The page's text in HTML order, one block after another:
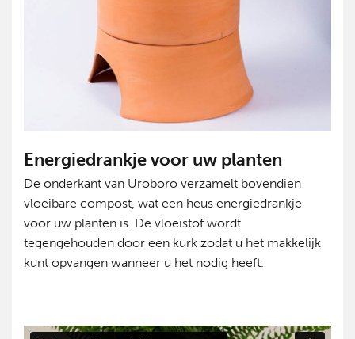
Energiedrankje voor uw planten
De onderkant van Uroboro verzamelt bovendien
vloeibare compost, wat een heus energiedrankje
voor uw planten is. De vloeistof wordt
tegengehouden door een kurk zodat u het makkelijk
kunt opvangen wanneer u het nodig heeft.